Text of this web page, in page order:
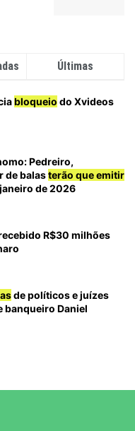
Últimas
bloqueio do Xvideos
Pedreiro,
de balasterão que emitir
de 2026
R$30 milhões
de políticos e juízes
banqueiro Daniel